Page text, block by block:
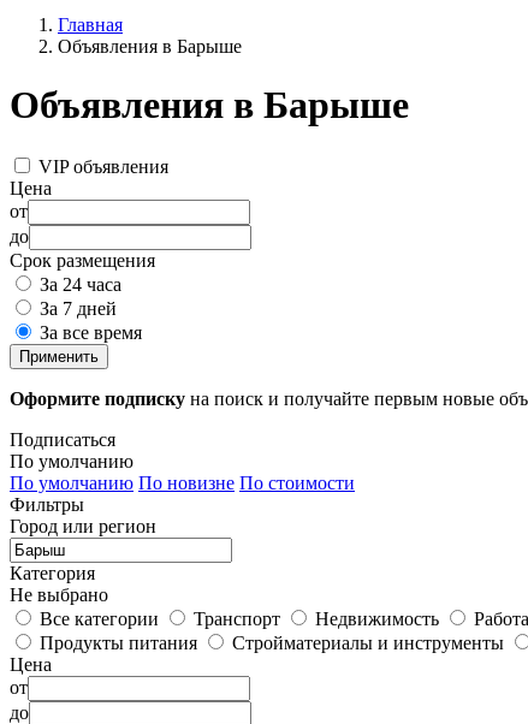
Главная
Объявления в Барыше
Объявления в Барыше
VIP объявления
Цена
от
до
Срок размещения
За 24 часа
За 7 дней
За все время
Применить
Оформите подписку на поиск и получайте первым новые
Подписаться
По умолчанию
По умолчанию По новизне По стоимости
Фильтры
Город или регион
Категория
Не выбрано
Все категории
Транспорт Недвижимость Работа
Продукты питания
Стройматериалы и инструменты
Цена
от
до